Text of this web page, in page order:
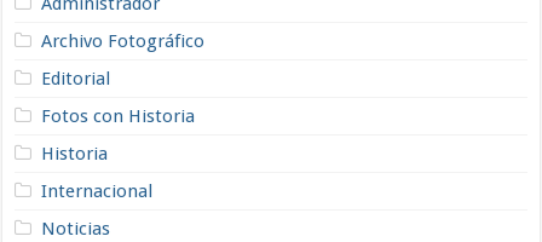
Archivo Fotográfico
Editorial
Fotos con Historia
Historia
Internacional
Noticias